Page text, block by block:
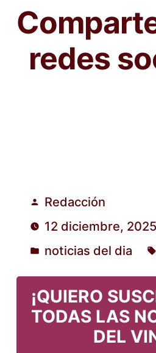
redes
Publicado
por
Redacción
12 diciembre, 2025
Publicado
en
noticias del dia
¡QUIERO
TODAS LAS
DEL